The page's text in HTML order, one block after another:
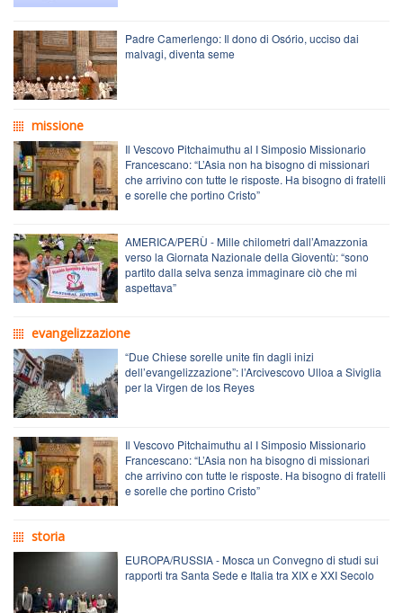
Padre Camerlengo: Il dono di Osório, ucciso dai
malvagi, diventa seme
missione
Il Vescovo Pitchaimuthu al I Simposio Missionario
Francescano: “L’Asia non ha bisogno di missionari
che arrivino con tutte le risposte. Ha bisogno di fratelli
e sorelle che portino Cristo”
AMERICA/PERÙ - Mille chilometri dall’Amazzonia
verso la Giornata Nazionale della Gioventù: “sono
partito dalla selva senza immaginare ciò che mi
aspettava”
evangelizzazione
“Due Chiese sorelle unite fin dagli inizi
dell’evangelizzazione”: l’Arcivescovo Ulloa a Siviglia
per la Virgen de los Reyes
Il Vescovo Pitchaimuthu al I Simposio Missionario
Francescano: “L’Asia non ha bisogno di missionari
che arrivino con tutte le risposte. Ha bisogno di fratelli
e sorelle che portino Cristo”
storia
EUROPA/RUSSIA - Mosca un Convegno di studi sui
rapporti tra Santa Sede e Italia tra XIX e XXI Secolo